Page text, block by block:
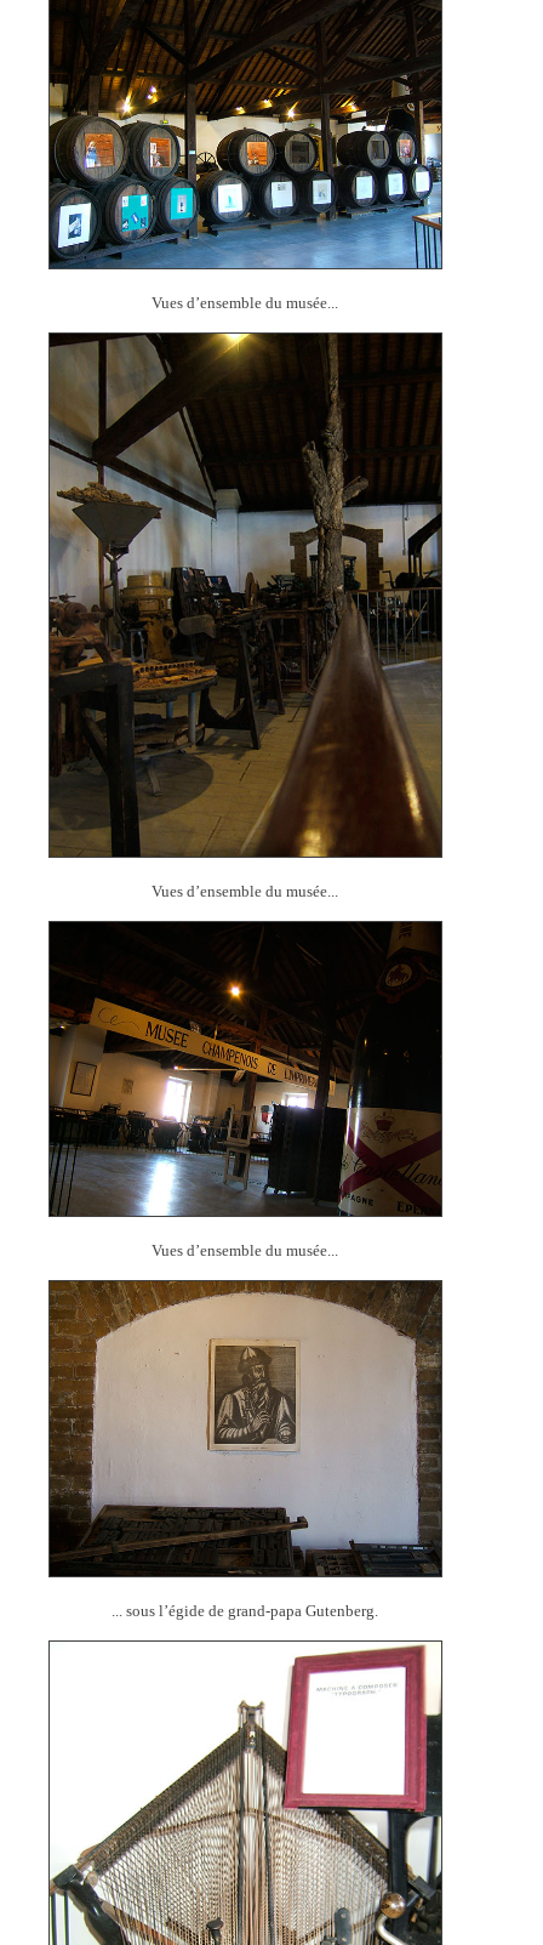
Vues d’ensemble du musée...
Vues d’ensemble du musée...
Vues d’ensemble du musée...
... sous l’égide de grand-papa Gutenberg.